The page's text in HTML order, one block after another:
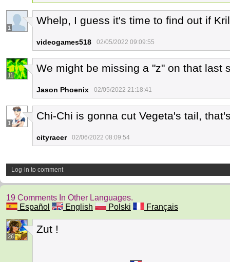
1
Whelp, I guess it's time to find out if
videogames518 02/05/2022 09:09:55
11
We might be missing a "z" on that last
Jason Phoenix 02/05/2022 21:18:41
1
Chi-Chi is gonna cut Vegeta's tail,
cityracer 02/06/2022 08:09:54
Log-in to comment
19 Comments In Other Languages.
Español
English Polski Français
26
Zut !